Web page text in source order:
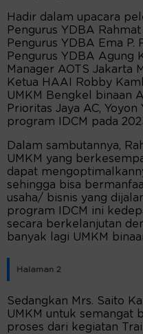
Hadir dalam upacara
Pengurus YDBA
Pengurus YDBA Ema P.
Pengurus YDBA Agung
Manager AOTS Jakarta
Ketua HAAI Robby
UMKM Bengkel binaan
Prioritas Jaya AC,
program IDCM pada
Dalam sambutannya,
UMKM yang
dapat
sehingga bisa
usaha/ bisnis yang
program IDCM ini
secara berkelanjutan
banyak lagi UMKM
Halaman 2
Sedangkan Mrs. Saito
UMKM untuk semangat
proses dari kegiatan